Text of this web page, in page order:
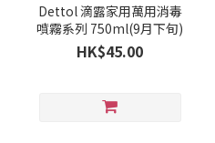
Dettol 滴露家用萬用消毒
噴霧系列 750ml(9月下旬)
HK$45.00